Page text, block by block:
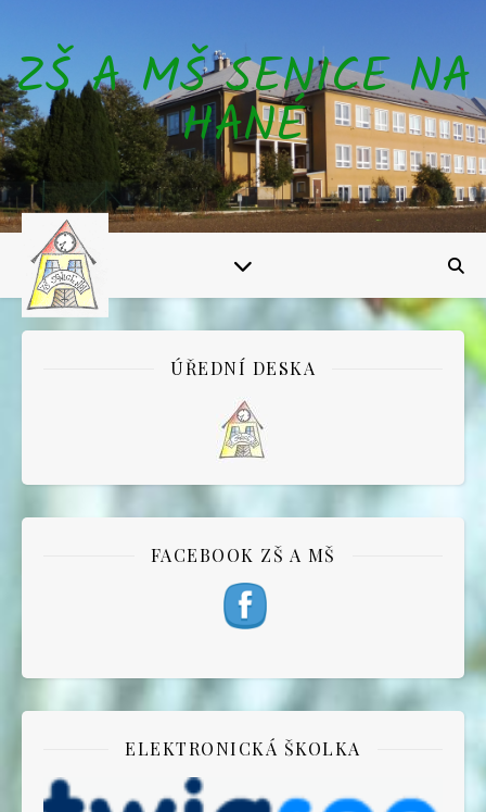
ZŠ A MŠ SENICE NA
HANÉ
ÚŘEDNÍ DESKA
FACEBOOK ZŠ A MŠ
ELEKTRONICKÁ ŠKOLKA